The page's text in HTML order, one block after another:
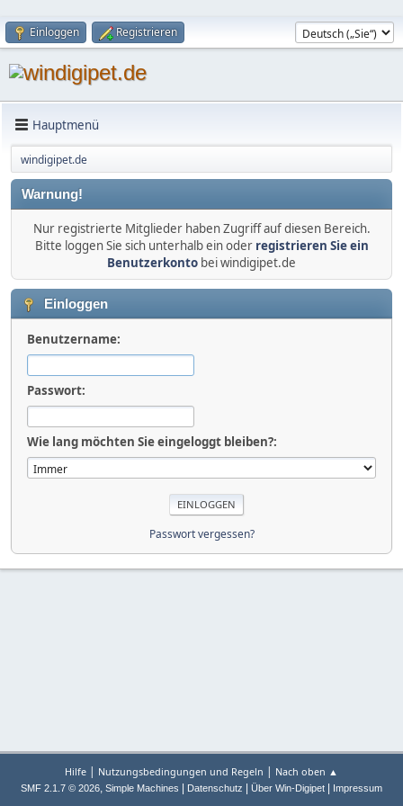
Einloggen Registrieren
Hauptmenü
windigipet.de
Warnung!
Nur registrierte Mitglieder haben Zugriff auf diesen Bereich.
Bitte loggen Sie sich unterhalb ein oder registrieren Sie ein
Benutzerkonto bei windigipet.de
Einloggen
Benutzername:
Passwort:
Wie lang möchten Sie eingeloggt bleiben?:
Passwort vergessen?
Hilfe | Nutzungsbedingungen und Regeln | Nach oben ▲
SMF 2.1.7 © 2026, Simple Machines Datenschutz Über Win-Digipet Impressum